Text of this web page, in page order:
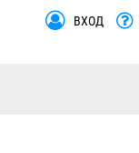
ВХОД